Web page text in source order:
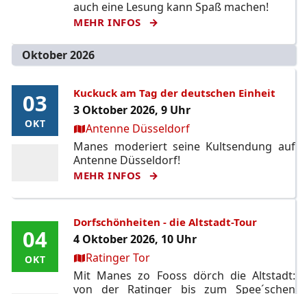
auch eine Lesung kann Spaß machen!
MEHR INFOS
Oktober 2026
03
OKT
03
OKT
Kuckuck am Tag der deutschen Einheit
3 Oktober 2026, 9 Uhr
Ort:Antenne Düsseldorf
Manes moderiert seine Kultsendung auf
Antenne Düsseldorf!
MEHR INFOS
04
OKT
04
OKT
Dorfschönheiten - die Altstadt-Tour
4 Oktober 2026, 10 Uhr
Ort:Ratinger Tor
Mit Manes zo Fooss dörch die Altstadt:
von der Ratinger bis zum Spee´schen